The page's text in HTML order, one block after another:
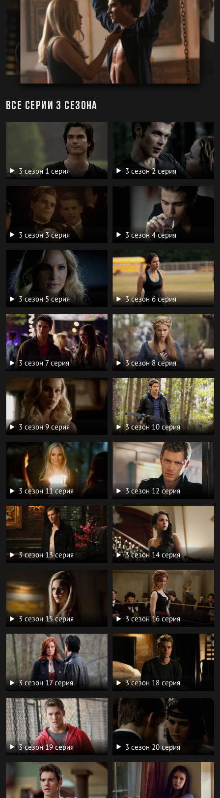
Все серии 3 сезона
3 сезон 1 серия 3 сезон 2 серия
3 сезон 3 серия 3 сезон 4 серия
3 сезон 5 серия 3 сезон 6 серия
3 сезон 7 серия 3 сезон 8 серия
3 сезон 9 серия 3 сезон 10 серия
3 сезон 11 серия 3 сезон 12 серия
3 сезон 13 серия 3 сезон 14 серия
3 сезон 15 серия 3 сезон 16 серия
3 сезон 17 серия 3 сезон 18 серия
3 сезон 19 серия 3 сезон 20 серия